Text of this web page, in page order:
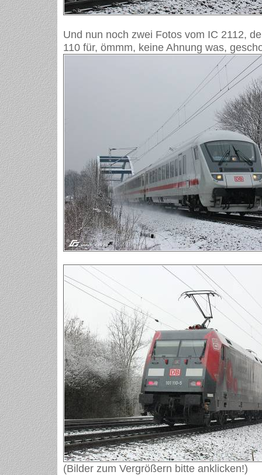
Und nun noch zwei Fotos vom IC 2112,
110 für, ömmm, keine Ahnung was,
(Bilder zum Vergrößern bitte anklicken!)